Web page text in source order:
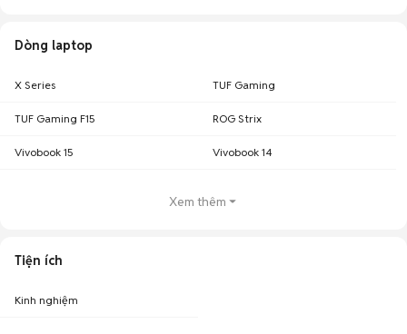
Dòng laptop
X Series TUF Gaming
TUF Gaming F15 ROG Strix
Vivobook 15 Vivobook 14
Xem thêm
Tiện ích
Kinh nghiệm